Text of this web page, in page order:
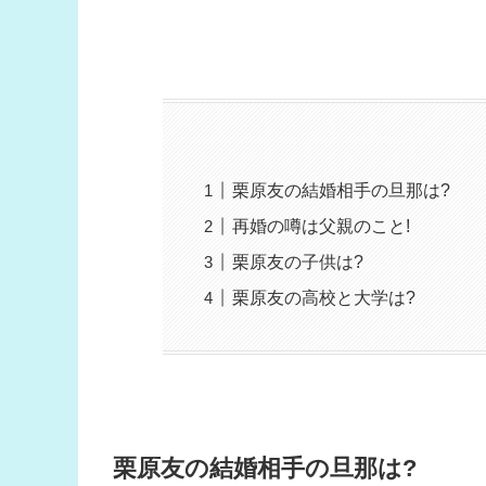
栗原友の結婚相手の旦那は?
再婚の噂は父親のこと!
栗原友の子供は?
栗原友の高校と大学は?
栗原友の結婚相手の旦那は?